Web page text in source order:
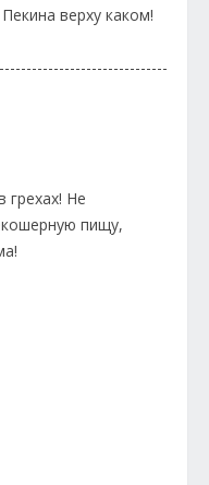
верху каком!
грехах! Не
пищу,